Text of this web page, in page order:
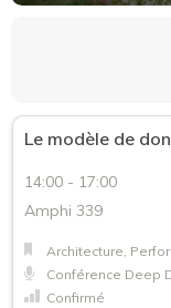
Le modèle de
14:00 - 17:00
Amphi 339
Architecture,
Conférence Deep
Confirmé